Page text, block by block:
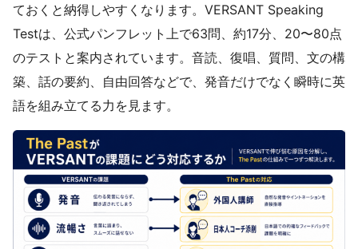
ておくと納得しやすくなります。VERSANT Speaking
Testは、公式パンフレット上で63問、約17分、20〜80点
のテストと案内されています。音読、復唱、質問、文の構
築、話の要約、自由回答などで、発音だけでなく瞬時に英
語を組み立てる力を見ます。